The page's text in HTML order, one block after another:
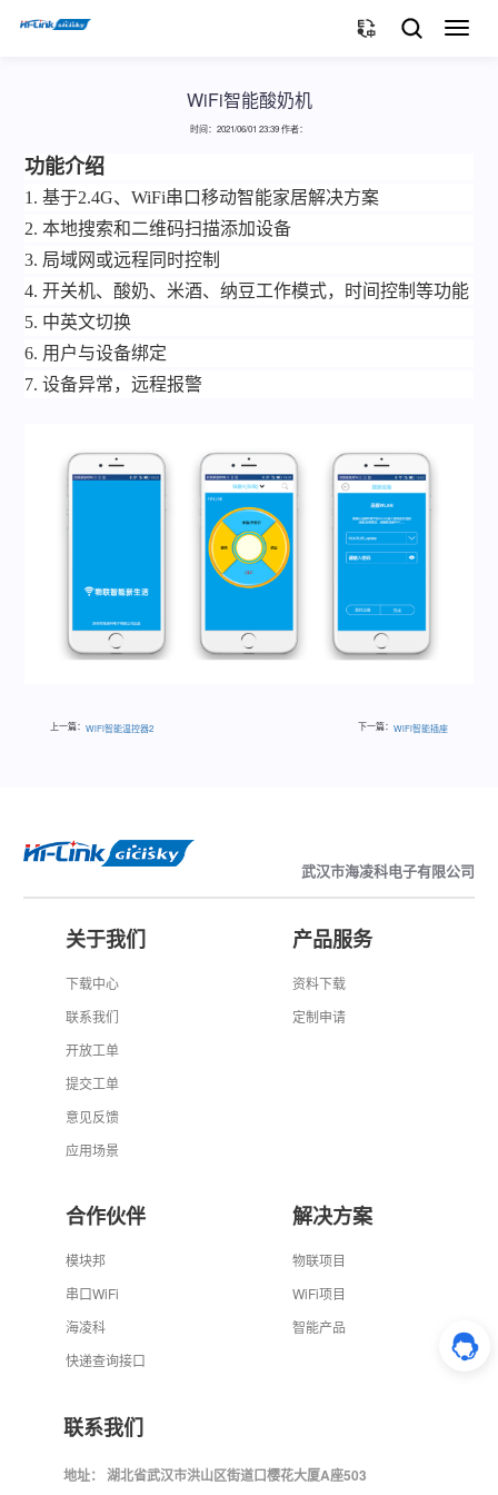
切
WiFi智能酸奶机
时间：2021/06/01 23:39 作者：
功能介绍
1. 基于2.4G、WiFi串口移动智能家居解决方案
2. 本地搜索和二维码扫描添加设备
3. 局域网或远程同时控制
4. 开关机、酸奶、米酒、纳豆工作模式，时间控制等功能
5. 中英文切换
6. 用户与设备绑定
7. 设备异常，远程报警
上一篇： WiFi智能温控器2 下一篇：WiFi智能插座
武汉市海凌科电子有限公司
关于我们
下载中心
联系我们
开放工单
提交工单
意见反馈
应用场景
产品服务
资料下载
定制申请
合作伙伴
模块邦
串口WiFi
海凌科
快递查询接口
解决方案
物联项目
WiFi项目
智能产品
联系我们
地址： 湖北省武汉市洪山区街道口樱花大厦A座503